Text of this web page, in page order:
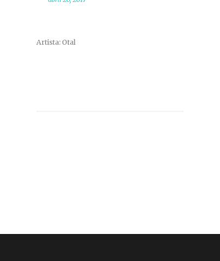
Artista: Otal